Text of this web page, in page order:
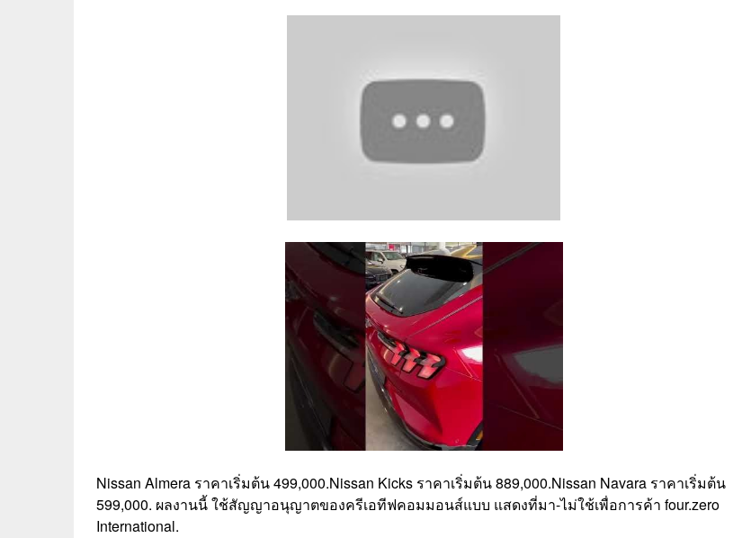
Nissan Almera ราคาเริ่มต้น 499,000.Nissan Kicks ราคาเริ่มต้น 889,000.Nissan Navara ราคาเริ่มต้น
599,000. ผลงานนี้ ใช้สัญญาอนุญาตของครีเอทีฟคอมมอนส์แบบ แสดงที่มา-ไม่ใช้เพื่อการค้า four.zero
International.